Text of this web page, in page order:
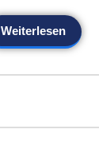
Weiterlesen